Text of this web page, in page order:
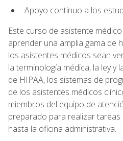
Apoyo continuo a los
Este curso de asistente
aprender una amplia gama de
los asistentes médicos sean
la terminología médica, la ley y
de HIPAA, los sistemas de
de los asistentes médicos
miembros del equipo de
preparado para realizar tareas
hasta la oficina administrativa.